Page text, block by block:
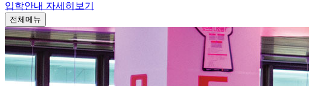
입학안내 자세히보기
전체메뉴